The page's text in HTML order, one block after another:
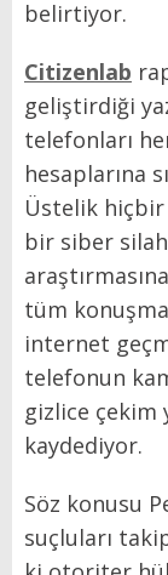
belirtiyor.
Citizenlab
geliştirdiği
telefonları
hesaplarına
Üstelik hiçbir
bir siber
tüm
internet
telefonun
gizlice çekim
kaydediyor.
Söz konusu
suçluları